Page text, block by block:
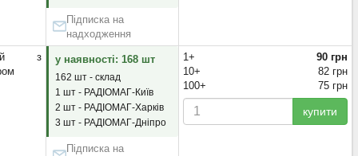
Підписка на
надходження
з
у наявності: 168 шт
162 шт - склад
1 шт - РАДІОМАГ-Київ
2 шт - РАДІОМАГ-Харків
3 шт - РАДІОМАГ-Дніпро
Підписка на
1+
90 грн
10+
82 грн
100+
75 грн
купити